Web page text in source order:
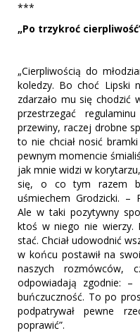
***
„Po trzykroć
„Cierpliwością do
koledzy. Bo choć Lipski
zdarzało mu się chodzić
przestrzegać
przewiny, raczej drobne
to nie chciał nosić
pewnym momencie
jak mnie widzi w
się, o co tym razem
uśmiechem Grodzicki. –
Ale w taki pozytywny
ktoś w niego nie wierzy.
stać. Chciał udowodnić
w końcu postawił na
naszych rozmówców,
odpowiadają zgodnie:
buńczuczność. To po
podpatrywał pewne
poprawić”.